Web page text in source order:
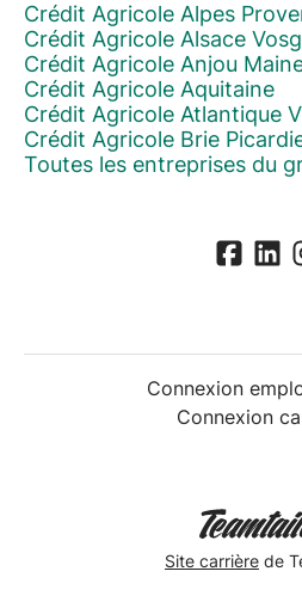
Crédit Agricole Alpes
Crédit Agricole Alsace
Crédit Agricole Anjou
Crédit Agricole Aquitaine
Crédit Agricole Atlantique
Crédit Agricole Brie
Toutes les entreprises du
Connexion
Connexion
Site carrière de